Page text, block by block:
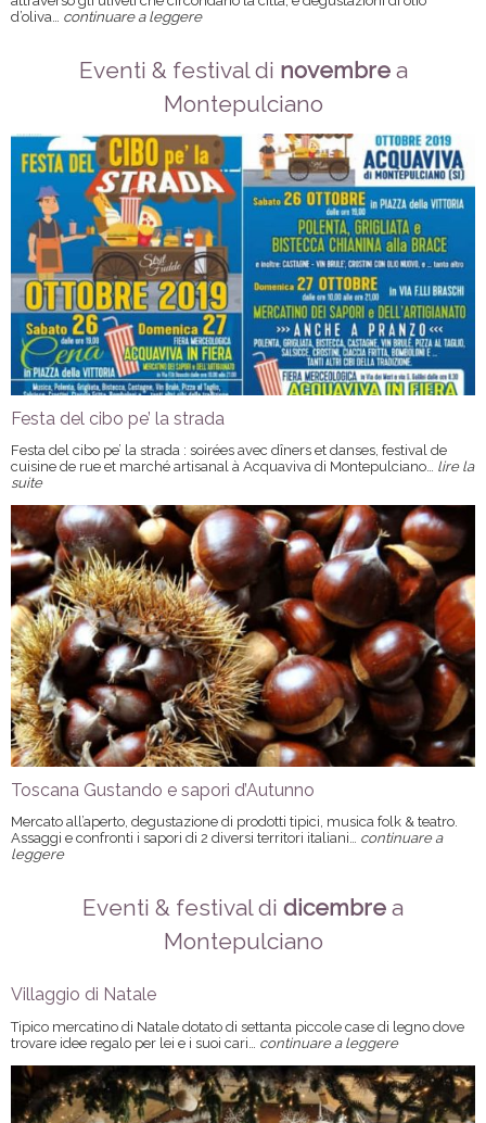
d’oliva… continuare a leggere
Eventi & festival di novembrea
Montepulciano
Festa del cibo pe’ la strada
Festa del cibo pe’ la strada : soirées avec dîners et danses, festival de
cuisine de rue et marché artisanal à Acquaviva di Montepulciano… lire la
suite
Toscana Gustando e sapori d’Autunno
Mercato all’aperto, degustazione di prodotti tipici, musica folk & teatro.
Assaggi e confronti i sapori di 2 diversi territori italiani… continuare a
leggere
Eventi & festival di dicembre a
Montepulciano
Villaggio di Natale
Tipico mercatino di Natale dotato di settanta piccole case di legno dove
trovare idee regalo per lei e i suoi cari… continuare a leggere